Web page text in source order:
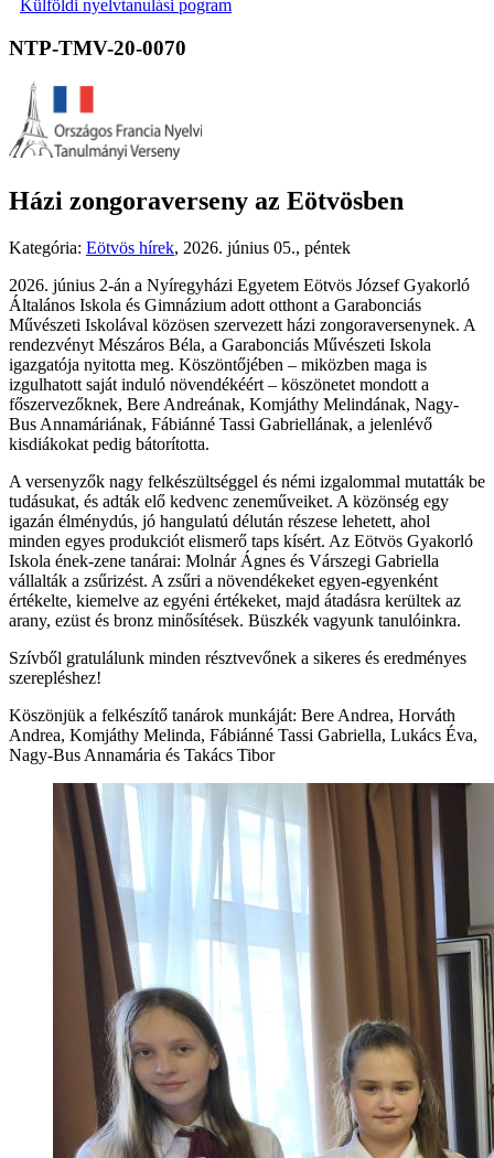
Külföldi nyelvtanulási pogram
NTP-TMV-20-0070
Házi zongoraverseny az Eötvösben
Kategória: Eötvös hírek, 2026. június 05., péntek
2026. június 2-án a Nyíregyházi Egyetem Eötvös József Gyakorló
Általános Iskola és Gimnázium adott otthont a Garabonciás
Művészeti Iskolával közösen szervezett házi zongoraversenynek. A
rendezvényt Mészáros Béla, a Garabonciás Művészeti Iskola
igazgatója nyitotta meg. Köszöntőjében – miközben maga is
izgulhatott saját induló növendékéért – köszönetet mondott a
főszervezőknek, Bere Andreának, Komjáthy Melindának, Nagy-
Bus Annamáriának, Fábiánné Tassi Gabriellának, a jelenlévő
kisdiákokat pedig bátorította.
A versenyzők nagy felkészültséggel és némi izgalommal mutatták be
tudásukat, és adták elő kedvenc zeneműveiket. A közönség egy
igazán élménydús, jó hangulatú délután részese lehetett, ahol
minden egyes produkciót elismerő taps kísért. Az Eötvös Gyakorló
Iskola ének-zene tanárai: Molnár Ágnes és Várszegi Gabriella
vállalták a zsűrizést. A zsűri a növendékeket egyen-egyenként
értékelte, kiemelve az egyéni értékeket, majd átadásra kerültek az
arany, ezüst és bronz minősítések. Büszkék vagyunk tanulóinkra.
Szívből gratulálunk minden résztvevőnek a sikeres és eredményes
szerepléshez!
Köszönjük a felkészítő tanárok munkáját: Bere Andrea, Horváth
Andrea, Komjáthy Melinda, Fábiánné Tassi Gabriella, Lukács Éva,
Nagy-Bus Annamária és Takács Tibor